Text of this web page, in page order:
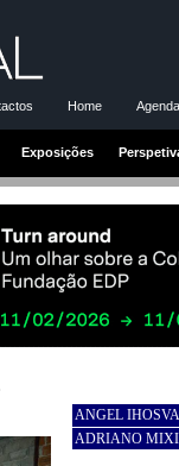
Home
Exposições
ANGEL
ADRIANO